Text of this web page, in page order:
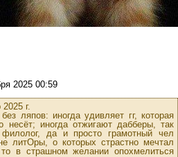
2025 00:59
г.
ляпов: иногда удивляет гг, которая
несёт; иногда отжигают дабберы, так
да и просто грамотный чел
литОры, о которых страстно мечтал
в страшном желании опохмелиться